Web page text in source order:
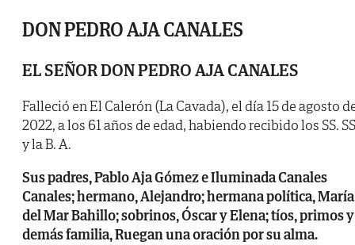
DON PEDRO AJA CANALES
EL SEÑOR DON PEDRO AJA CANALES
Falleció en El Calerón (La Cavada), el día 15 de agosto
2022, a los 61 años de edad, habiendo recibido los SS. SS
y la B. A.
Sus padres, Pablo Aja Gómez e Iluminada Canales
Canales; hermano, Alejandro; hermana política, María
del Mar Bahillo; sobrinos, Óscar y Elena; tíos, primos y
demás familia, Ruegan una oración por su alma.